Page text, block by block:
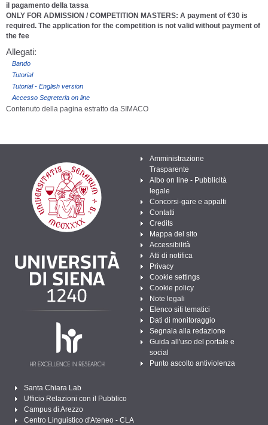
il pagamento della tassa
ONLY FOR ADMISSION / COMPETITION MASTERS: A payment of €30 is
required. The application for the competition is not valid without payment of
the fee
Allegati:
Bando
Tutorial
Tutorial - English version
Accesso Segreteria on line
Contenuto della pagina estratto da SIMACO
Amministrazione
Trasparente
Albo on line - Pubblicità
legale
Concorsi-gare e appalti
Contatti
Credits
Mappa del sito
Accessibilità
Atti di notifica
Privacy
Cookie settings
Cookie policy
Note legali
Elenco siti tematici
Dati di monitoraggio
Segnala alla redazione
Guida all'uso del portale e
social
Punto ascolto antiviolenza
Santa Chiara Lab
Ufficio Relazioni con il Pubblico
Campus di Arezzo
Centro Linguistico d'Ateneo - CLA